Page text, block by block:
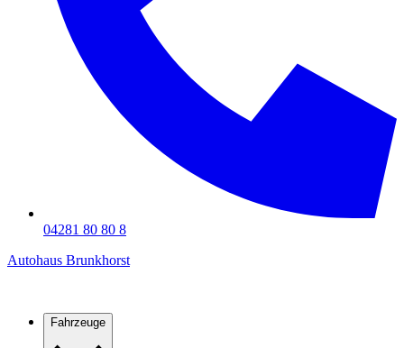
04281 80 80 8
Autohaus Brunkhorst
Fahrzeuge